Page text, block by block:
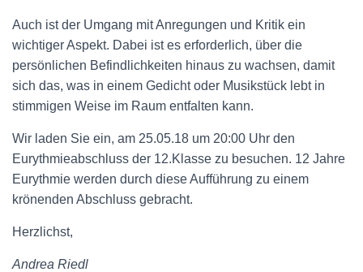
Auch ist der Umgang mit Anregungen und Kritik ein
wichtiger Aspekt. Dabei ist es erforderlich, über die
persönlichen Befindlichkeiten hinaus zu wachsen, damit
sich das, was in einem Gedicht oder Musikstück lebt in
stimmigen Weise im Raum entfalten kann.
Wir laden Sie ein, am 25.05.18 um 20:00 Uhr den
Eurythmieabschluss der 12.Klasse zu besuchen. 12 Jahre
Eurythmie werden durch diese Aufführung zu einem
krönenden Abschluss gebracht.
Herzlichst,
Andrea Riedl